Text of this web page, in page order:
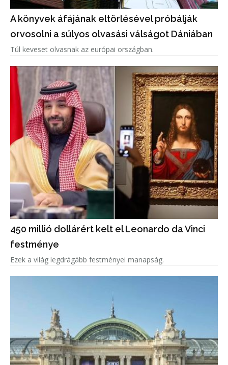
A könyvek áfájának eltörlésével próbálják
orvosolni a súlyos olvasási válságot Dániában
Túl keveset olvasnak az európai országban.
450 millió dollárért kelt el Leonardo da Vinci
festménye
Ezek a világ legdrágább festményei manapság.